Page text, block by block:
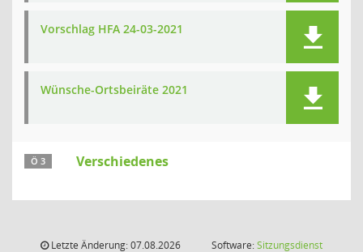
Vorschlag HFA 24-03-2021
Wünsche-Ortsbeiräte 2021
Ö 3 Verschiedenes
Letzte Änderung: 07.08.2026 Software:Sitzungsdienst